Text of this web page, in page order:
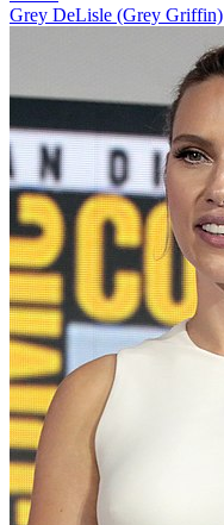
Grey DeLisle (Grey Griffin)